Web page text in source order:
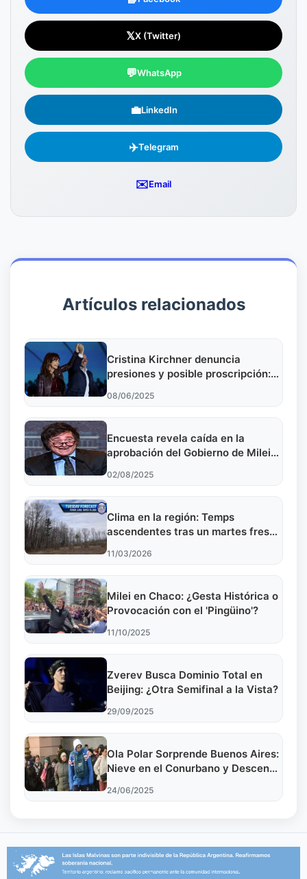
𝕏X (Twitter)
💬WhatsApp
💼LinkedIn
✈️Telegram
✉️Email
Artículos relacionados
Cristina Kirchner denuncia
presiones y posible proscripción:
08/06/2025
Encuesta revela caída en la
aprobación del Gobierno de Milei
02/08/2025
Clima en la región: Temps
ascendentes tras un martes fresco
11/03/2026
Milei en Chaco: ¿Gesta Histórica o
Provocación con el 'Pingüino'?
11/10/2025
Zverev Busca Dominio Total en
Beijing: ¿Otra Semifinal a la Vista?
29/09/2025
Ola Polar Sorprende Buenos Aires:
Nieve en el Conurbano y Descenso
24/06/2025